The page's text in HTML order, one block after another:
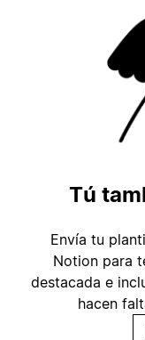
Tú
Envía tu
Notion para
destacada e
hacen